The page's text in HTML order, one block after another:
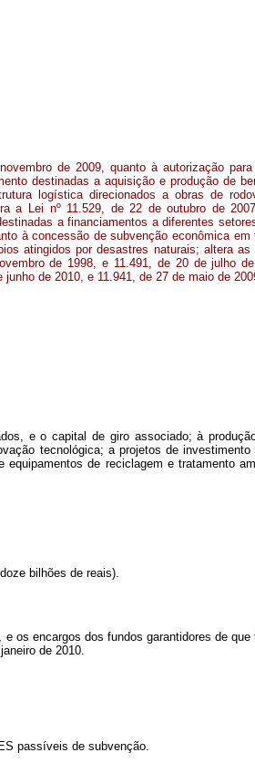
de 2009, quanto à autorização
destinadas a aquisição e produção de
logística direcionados a obras de
a Lei nº 11.529, de 22 de outubro de
a financiamentos a diferentes
à concessão de subvenção econômica
atingidos por desastres naturais; altera
de 1998, e 11.491, de 20 de julho
de 2010, e 11.941, de 27 de maio de
e o capital de giro associado; à
tecnológica; a projetos de investimento
de reciclagem e tratamento
bilhões de reais).
os encargos dos fundos garantidores de que
de 2010.
passíveis de subvenção.